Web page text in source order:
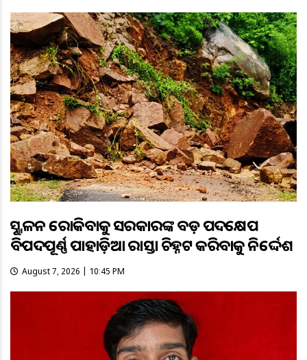
ଭୂସ୍ଖଳନ ରୋକିବାକୁ ସରକାରଙ୍କ ବଡ଼ ପଦକ୍ଷେପ
ବିପଦପୂର୍ଣ୍ଣ ପାହାଡ଼ିଆ ରାସ୍ତା ଚିହ୍ନଟ କରିବାକୁ ନିର୍ଦ୍ଦେଶ
August 7, 2026 | 10:45 PM